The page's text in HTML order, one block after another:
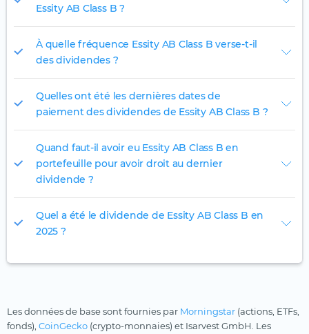
Essity AB Class B ?
À quelle fréquence Essity AB Class B verse-t-il
des dividendes ?
Quelles ont été les dernières dates de
paiement des dividendes de Essity AB Class B ?
Quand faut-il avoir eu Essity AB Class B en
portefeuille pour avoir droit au dernier
dividende ?
Quel a été le dividende de Essity AB Class B en
2025 ?
Les données de base sont fournies par Morningstar (actions, ETFs,
fonds), CoinGecko (crypto-monnaies) et Isarvest GmbH. Les